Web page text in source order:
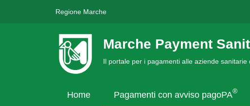
Regione Marche
Marche Payment
Il portale per i pagamenti alle aziende sanitarie
Home Pagamenti con avviso pagoPA®